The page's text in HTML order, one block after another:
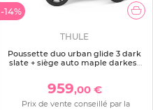
-14%
THULE
Poussette duo urban glide 3 dark
slate + siège auto maple darkest
959,00 €
Prix de vente conseillé par la